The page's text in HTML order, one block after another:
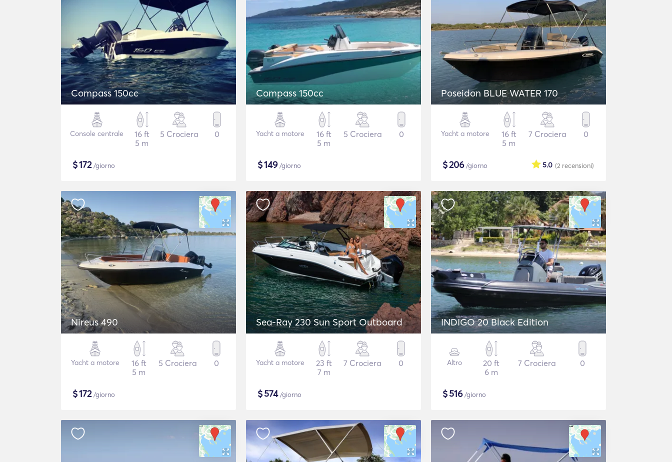
Compass 150cc
Console centrale
16 ft
5 m
5 Crociera 0
$172/giorno
Compass 150cc
Yacht a motore
16 ft
5 m
5 Crociera 0
$149/giorno
Poseidon BLUE WATER 170
Yacht a motore
16 ft
5 m
7 Crociera 0
$206/giorno (2 recensioni)
5.0
Nireus 490
Yacht a motore
16 ft
5 m
5 Crociera 0
$172/giorno
Sea-Ray 230 Sun Sport Outboard
Yacht a motore
23 ft
7 m
7 Crociera 0
$574/giorno
INDIGO 20 Black Edition
Altro
20 ft
6 m
7 Crociera 0
$516/giorno